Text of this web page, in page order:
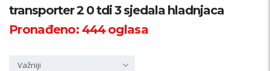
Županija
transporter 2 0 tdi 3 sjedala hladnjaca
Pronađeno:444oglasa
Važniji